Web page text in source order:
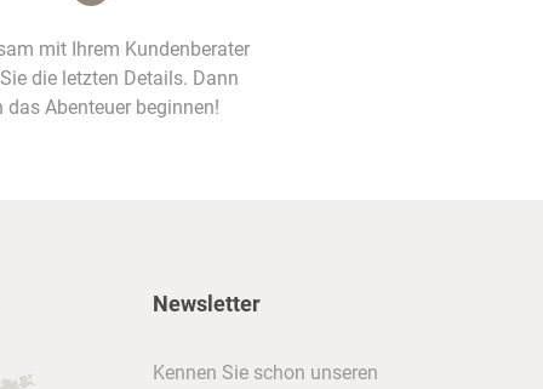
mit Ihrem Kundenberater
die letzten Details. Dann
das Abenteuer beginnen!
Newsletter
Kennen Sie schon unseren